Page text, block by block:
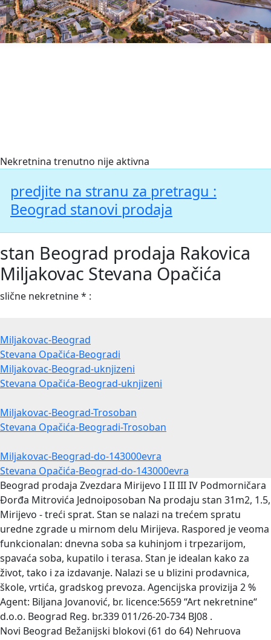
BerzaNekretnina.org
Nekretnina trenutno nije aktivna
predjite na stranu za pretragu :
Beograd stanovi prodaja
stan Beograd prodaja Rakovica
Miljakovac Stevana Opačića
slične nekretnine * :
Miljakovac-Beograd
Stevana Opačića-Beogradi
Miljakovac-Beograd-uknjizeni
Stevana Opačića-Beograd-uknjizeni
Miljakovac-Beograd-Trosoban
Stevana Opačića-Beogradi-Trosoban
Miljakovac-Beograd-do-143000evra
Stevana Opačića-Beograd-do-143000evra
Beograd prodaja Zvezdara Mirijevo I II III IV Podmorničara
Đorđa Mitrovića Jednoiposoban Na prodaju stan 31m2, 1.5,
Mirijevo - treći sprat. Stan se nalazi na trećem spratu
uredne zgrade u mirnom delu Mirijeva. Raspored je veoma
funkcionalan: dnevna soba sa kuhinjom i trpezarijom,
spavaća soba, kupatilo i terasa. Stan je idealan kako za
život, tako i za izdavanje. Nalazi se u blizini prodavnica,
škole, vrtića, gradskog prevoza. Agencijska provizija 2 %
Agent: Biljana Jovanović, br. licence:5659 “Art nekretnine“
d.o.o. Beograd Reg. br.339 011/26-20-734 BJ08 .
Novi Beograd Bežanijski blokovi (61 do 64) Nehruova